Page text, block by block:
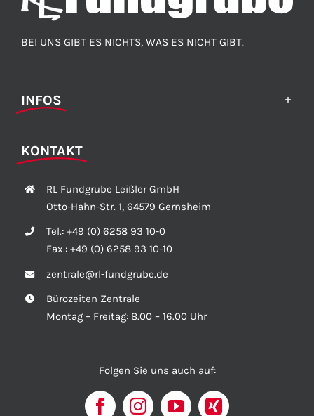
BEI UNS GIBT ES NICHTS, WAS ES NICHT GIBT.
Folgen Sie uns auch auf:
INFOS
KONTAKT
RL Fundgrube Leißler GmbH
Otto-Hahn-Str. 1, 64579 Gernsheim
Tel.: +49 (0) 6258 93 10-0
Fax.: +49 (0) 6258 93 10-10
zentrale@rl-fundgrube.de
Bürozeiten Zentrale
Montag – Freitag: 8.00 – 16.00 Uhr